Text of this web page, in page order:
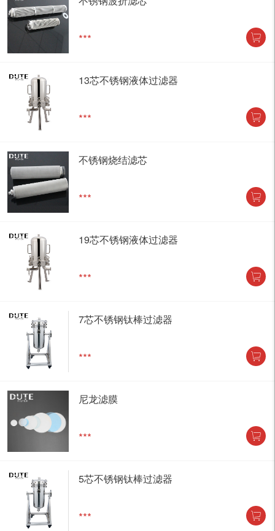
***
13芯不锈钢液体过滤器
***
不锈钢烧结滤芯
***
19芯不锈钢液体过滤器
***
7芯不锈钢钛棒过滤器
***
尼龙滤膜
***
5芯不锈钢钛棒过滤器
***